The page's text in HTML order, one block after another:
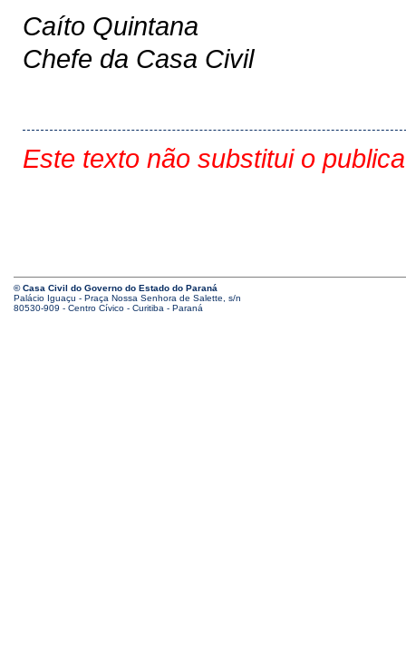
Caíto Quintana
Chefe da Casa Civil
Este texto não substitui o
© Casa Civil do Governo do Estado do Paraná
Palácio Iguaçu - Praça Nossa Senhora de Salette, s/n
80530-909 - Centro Cívico - Curitiba - Paraná